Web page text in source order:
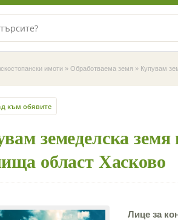
имоти » Обработваема земя » Купувам
към обявите
земеделска
област Хасково
Лице за